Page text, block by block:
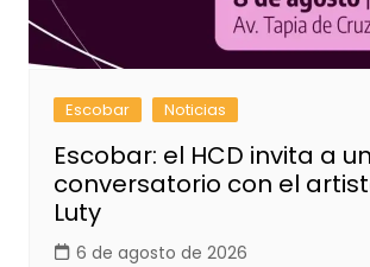
Escobar Noticias
Escobar: el HCD invita a un
conversatorio con el
Luty
6 de agosto de 2026